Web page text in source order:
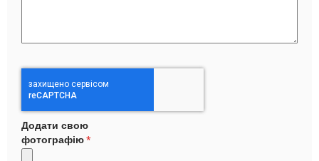
Додати свою
фотографію